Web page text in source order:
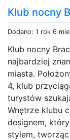
Klub nocny
Dodano: 1 rok 6
Klub nocny
najbardziej
miasta.
4, klub
turystów
Wnętrze klubu
designem,
stylem,